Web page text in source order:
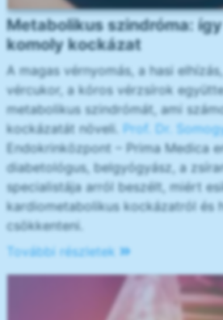
Metabolikus szindróma:
komoly kockázat
A magas vérnyomás, a hasi
vércukor, a kóros vérzsírok
metabolikus szindrómát, ami
kockázatát növeli. Prof. Dr.
Endokrinközpont – Prima Medica
diabetológus, belgyógyász, a
specialistája arról beszélt, miért
kardiometabolikus kockázatról és
csökkenteni.
További részletek